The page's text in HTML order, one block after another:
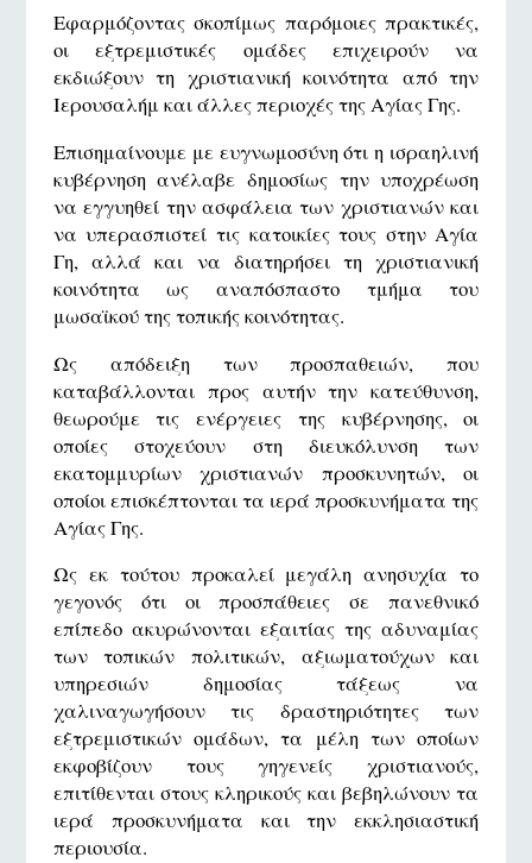
Εφαρμόζοντας σκοπίμως παρόμοιες πρακτικές,
οι εξτρεμιστικές ομάδες επιχειρούν να
εκδιώξουν τη χριστιανική κοινότητα από την
Ιερουσαλήμ και άλλες περιοχές της Αγίας Γης.
Επισημαίνουμε με ευγνωμοσύνη ότι η ισραηλινή
κυβέρνηση ανέλαβε δημοσίως την υποχρέωση
να εγγυηθεί την ασφάλεια των χριστιανών και
να υπερασπιστεί τις κατοικίες τους στην Αγία
Γη, αλλά και να διατηρήσει τη χριστιανική
κοινότητα ως αναπόσπαστο τμήμα του
μωσαϊκού της τοπικής κοινότητας.
Ως απόδειξη των προσπαθειών, που
καταβάλλονται προς αυτήν την κατεύθυνση,
θεωρούμε τις ενέργειες της κυβέρνησης, οι
οποίες στοχεύουν στη διευκόλυνση των
εκατομμυρίων χριστιανών προσκυνητών, οι
οποίοι επισκέπτονται τα ιερά προσκυνήματα της
Αγίας Γης.
Ως εκ τούτου προκαλεί μεγάλη ανησυχία το
γεγονός ότι οι προσπάθειες σε πανεθνικό
επίπεδο ακυρώνονται εξαιτίας της αδυναμίας
των τοπικών πολιτικών, αξιωματούχων και
υπηρεσιών δημοσίας τάξεως να
χαλιναγωγήσουν τις δραστηριότητες των
εξτρεμιστικών ομάδων, τα μέλη των οποίων
εκφοβίζουν τους γηγενείς χριστιανούς,
επιτίθενται στους κληρικούς και βεβηλώνουν τα
ιερά προσκυνήματα και την εκκλησιαστική
περιουσία.